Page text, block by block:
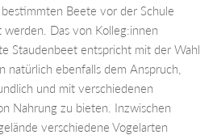
Beete vor der Schule
Das von Kolleg:innen
Staudenbeet entspricht mit der Wahl
natürlich ebenfalls dem Anspruch,
und mit verschiedenen
Nahrung zu bieten. Inzwischen
verschiedene Vogelarten